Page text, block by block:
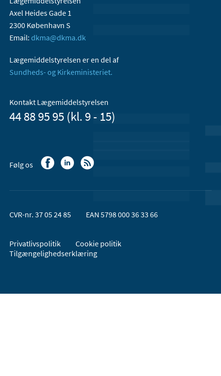
Axel Heides Gade 1
2300 København S
Email: dkma@dkma.dk
Lægemiddelstyrelsen er en del af
Sundheds- og Kirkeministeriet.
Kontakt Lægemiddelstyrelsen
44 88 95 95 (kl. 9 - 15)
Følg os
CVR-nr. 37 05 24 85 EAN 5798 000 36 33 66
Privatlivspolitik
Cookie politik
Tilgængelighedserklæring